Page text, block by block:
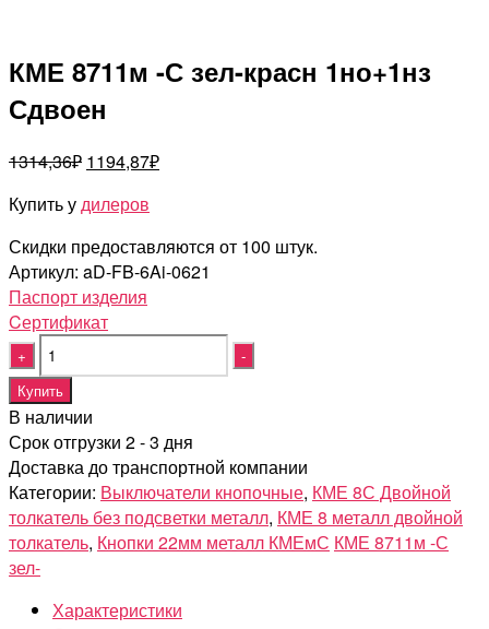
КМЕ 8711м -С зел-красн 1но+1нз
Сдвоен
1314,36₽ Первоначальная
составляла
1194,87₽Текущая
Купить удилеров
Скидки предоставляются от 100 штук.
Артикул: aD-FB-6Ai-0621
Паспорт изделия
Cертификат
Quantity
Купить
В наличии
Срок отгрузки 2 - 3 дня
Доставка до транспортной компании
Категории: Выключатели кнопочные, КМЕ 8С Двойной
толкатель без подсветки металл, КМЕ 8 металл двойной
толкатель, Кнопки 22мм металл КМЕмС КМЕ 8711м -С
зел-
Характеристики